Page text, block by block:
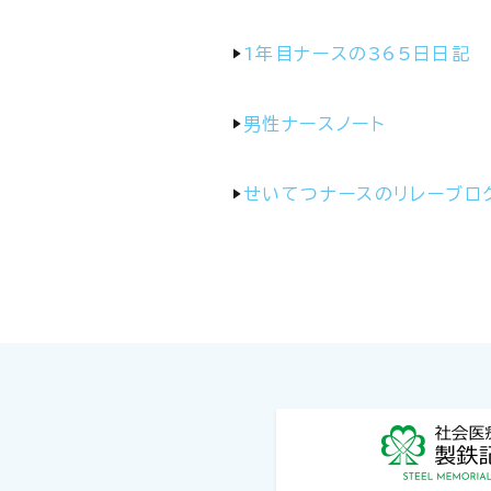
▶1年目ナースの365日日記
▶男性ナースノート
▶せいてつナースのリレーブロ